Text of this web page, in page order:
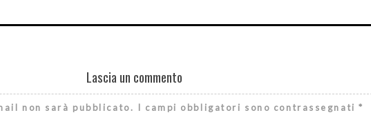
Lascia un commento
non sarà pubblicato. I campi obbligatori sono contrassegnati*